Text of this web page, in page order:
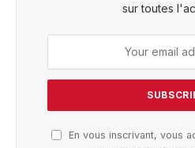
sur toutes
En vous inscrivant, vous